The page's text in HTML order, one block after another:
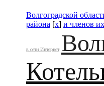
Волгоградской
района [x] и членов
в сети Интернет